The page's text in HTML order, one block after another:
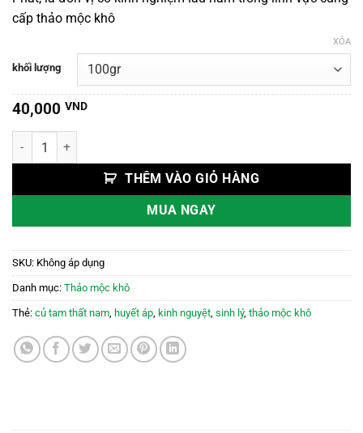
cấp thảo mộc khô
khối lượng
XÓA
40,000 VND
Củ Tam Thất Nam số lượng
THÊM VÀO GIỎ HÀNG
MUA NGAY
SKU: Không áp dụng
Danh mục: Thảo mộc khô
Thẻ: củ tam thất nam, huyết áp, kinh nguyệt, sinh lý, thảo mộc khô